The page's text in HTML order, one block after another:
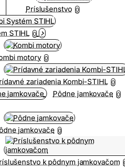
Príslušenstvo 0
STIHL 0
motory 0
zariadenia Kombi-STIHL 0
Pôdne jamkovače 0
jamkovače 0
k pôdnym jamkovačom